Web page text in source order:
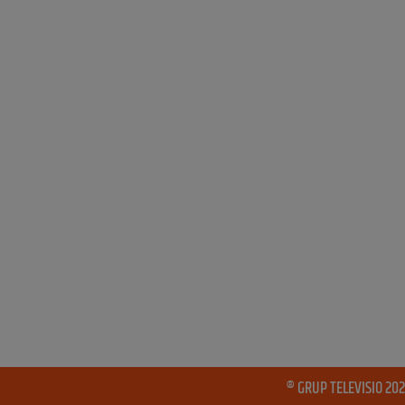
® GRUP TELEVISIO